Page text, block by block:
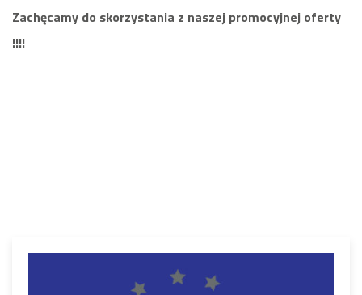
Zachęcamy do skorzystania z naszej promocyjnej oferty
!!!!